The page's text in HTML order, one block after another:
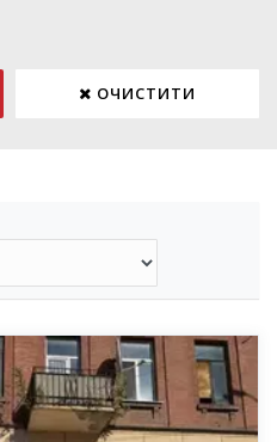
ОЧИСТИТИ